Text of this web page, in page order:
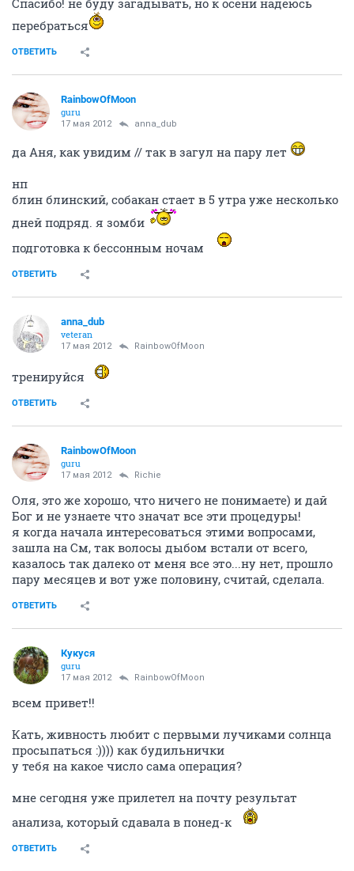
Спасибо! не буду загадывать, но к осени надеюсь
перебраться
ОТВЕТИТЬ
RainbowOfMoon
guru
17 мая 2012 anna_dub
да Аня, как увидим // так в загул на пару лет
нп
блин блинский, собакан стает в 5 утра уже несколько
дней подряд. я зомби
подготовка к бессонным ночам
ОТВЕТИТЬ
anna_dub
veteran
17 мая 2012 RainbowOfMoon
тренируйся
ОТВЕТИТЬ
RainbowOfMoon
guru
17 мая 2012 Richie
Оля, это же хорошо, что ничего не понимаете) и дай
Бог и не узнаете что значат все эти процедуры!
я когда начала интересоваться этими вопросами,
зашла на См, так волосы дыбом встали от всего,
казалось так далеко от меня все это...ну нет, прошло
пару месяцев и вот уже половину, считай, сделала.
ОТВЕТИТЬ
Кукуся
guru
17 мая 2012 RainbowOfMoon
всем привет!!
Кать, живность любит с первыми лучиками солнца
просыпаться :)))) как будильнички
у тебя на какое число сама операция?
мне сегодня уже прилетел на почту результат
анализа, который сдавала в понед-к
ОТВЕТИТЬ